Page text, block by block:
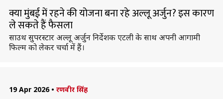
क्या मुंबई में रहने की योजना बना रहे अल्लू अर्जुन? इस कारण
ले सकते हैं फैसला
साउथ सुपरस्टार अल्लू अर्जुन निर्देशक एटली के साथ अपनी आगामी
फिल्म को लेकर चर्चा में हैं।
19 Apr 2026 • रणवीर सिंह